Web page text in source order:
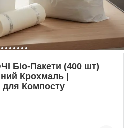
Біо-Пакети (400 шт)
Крохмаль |
для Компосту